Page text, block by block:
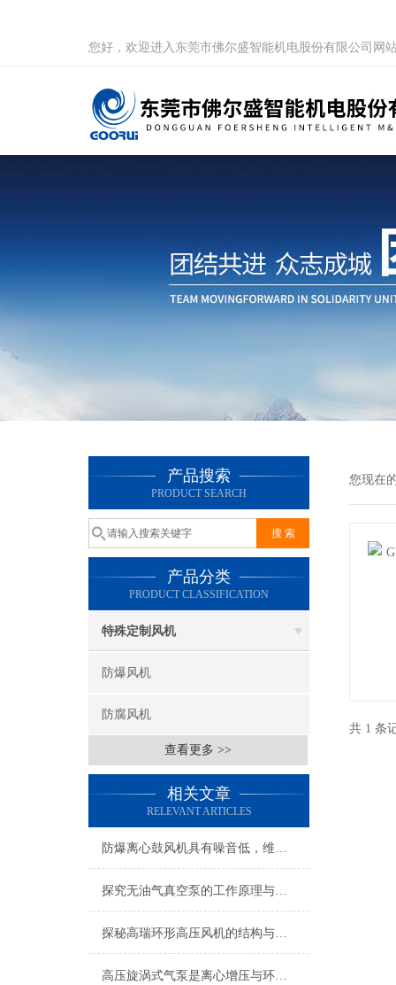
您好，欢迎进入东莞市佛尔盛智能机电股份有限公司网
产品搜索
PRODUCT SEARCH
产品分类
PRODUCT CLASSIFICATION
特殊定制风机
防爆风机
防腐风机
查看更多 >>
相关文章
RELEVANT ARTICLES
防爆离心鼓风机具有噪音低，维修方便等优点
探究无油气真空泵的工作原理与应用优势
探秘高瑞环形高压风机的结构与工作原理
高压旋涡式气泵是离心增压与环形流道协同的空气动力学奇迹
您现在
共 1 条